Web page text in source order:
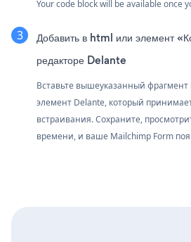
Your code block will be available once
Добавить в html или элемент
редакторе Delante
Вставьте вышеуказанный
элемент Delante, который
встраивания. Сохраните,
времени, и ваше Mailchimp Form